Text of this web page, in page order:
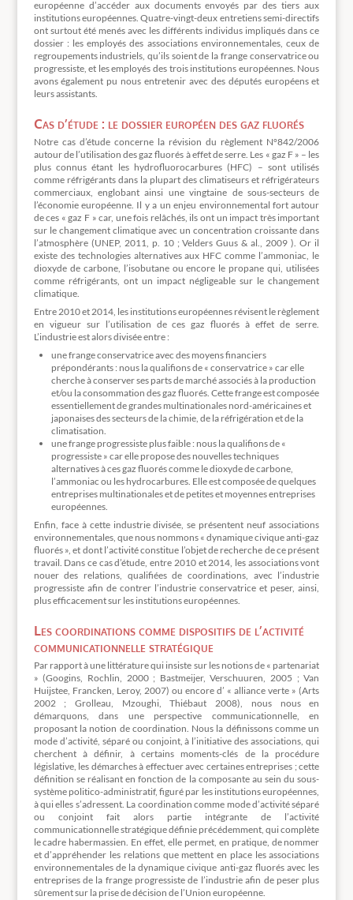
européenne d’accéder aux documents envoyés par des tiers aux
institutions européennes. Quatre-vingt-deux entretiens semi-directifs
ont surtout été menés avec les différents individus impliqués dans ce
dossier : les employés des associations environnementales, ceux de
regroupements industriels, qu’ils soient de la frange conservatrice ou
progressiste, et les employés des trois institutions européennes. Nous
avons également pu nous entretenir avec des députés européens et
leurs assistants.
Cas d’étude : le dossier européen des gaz fluorés
Notre cas d’étude concerne la révision du règlement N°842/2006
autour de l’utilisation des gaz fluorés à effet de serre. Les « gaz F » – les
plus connus étant les hydrofluorocarbures (HFC) – sont utilisés
comme réfrigérants dans la plupart des climatiseurs et réfrigérateurs
commerciaux, englobant ainsi une vingtaine de sous-secteurs de
l’économie européenne. Il y a un enjeu environnemental fort autour
de ces « gaz F » car, une fois relâchés, ils ont un impact très important
sur le changement climatique avec un concentration croissante dans
l’atmosphère (UNEP, 2011, p. 10 ; Velders Guus & al., 2009 ). Or il
existe des technologies alternatives aux HFC comme l’ammoniac, le
dioxyde de carbone, l’isobutane ou encore le propane qui, utilisées
comme réfrigérants, ont un impact négligeable sur le changement
climatique.
Entre 2010 et 2014, les institutions européennes révisent le règlement
en vigueur sur l’utilisation de ces gaz fluorés à effet de serre.
L’industrie est alors divisée entre :
une frange conservatrice avec des moyens financiers
prépondérants : nous la qualifions de « conservatrice » car elle
cherche à conserver ses parts de marché associés à la production
et/ou la consommation des gaz fluorés. Cette frange est composée
essentiellement de grandes multinationales nord-américaines et
japonaises des secteurs de la chimie, de la réfrigération et de la
climatisation.
une frange progressiste plus faible : nous la qualifions de «
progressiste » car elle propose des nouvelles techniques
alternatives à ces gaz fluorés comme le dioxyde de carbone,
l’ammoniac ou les hydrocarbures. Elle est composée de quelques
entreprises multinationales et de petites et moyennes entreprises
européennes.
Enfin, face à cette industrie divisée, se présentent neuf associations
environnementales, que nous nommons « dynamique civique anti-gaz
fluorés », et dont l’activité constitue l’objet de recherche de ce présent
travail. Dans ce cas d’étude, entre 2010 et 2014, les associations vont
nouer des relations, qualifiées de coordinations, avec l’industrie
progressiste afin de contrer l’industrie conservatrice et peser, ainsi,
plus efficacement sur les institutions européennes.
Les coordinations comme dispositifs de l’activité
communicationnelle stratégique
Par rapport à une littérature qui insiste sur les notions de « partenariat
» (Googins, Rochlin, 2000 ; Bastmeijer, Verschuuren, 2005 ; Van
Huijstee, Francken, Leroy, 2007) ou encore d’ « alliance verte » (Arts
2002 ; Grolleau, Mzoughi, Thiébaut 2008), nous nous en
démarquons, dans une perspective communicationnelle, en
proposant la notion de coordination. Nous la définissons comme un
mode d’activité, séparé ou conjoint, à l’initiative des associations, qui
cherchent à définir, à certains moments-clés de la procédure
législative, les démarches à effectuer avec certaines entreprises ; cette
définition se réalisant en fonction de la composante au sein du sous-
système politico-administratif, figuré par les institutions européennes,
à qui elles s’adressent. La coordination comme mode d’activité séparé
ou conjoint fait alors partie intégrante de l’activité
communicationnelle stratégique définie précédemment, qui complète
le cadre habermassien. En effet, elle permet, en pratique, de nommer
et d’appréhender les relations que mettent en place les associations
environnementales de la dynamique civique anti-gaz fluorés avec les
entreprises de la frange progressiste de l’industrie afin de peser plus
sûrement sur la prise de décision de l’Union européenne.